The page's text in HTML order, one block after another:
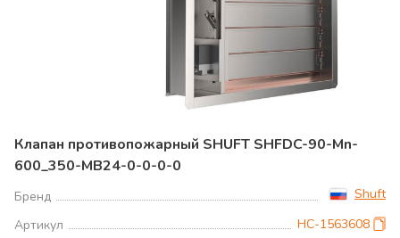
Клапан противопожарный SHUFT SHFDC-90-Mn-
600_350-MB24-0-0-0-0
Бренд
Shuft
Артикул
НС-1563608